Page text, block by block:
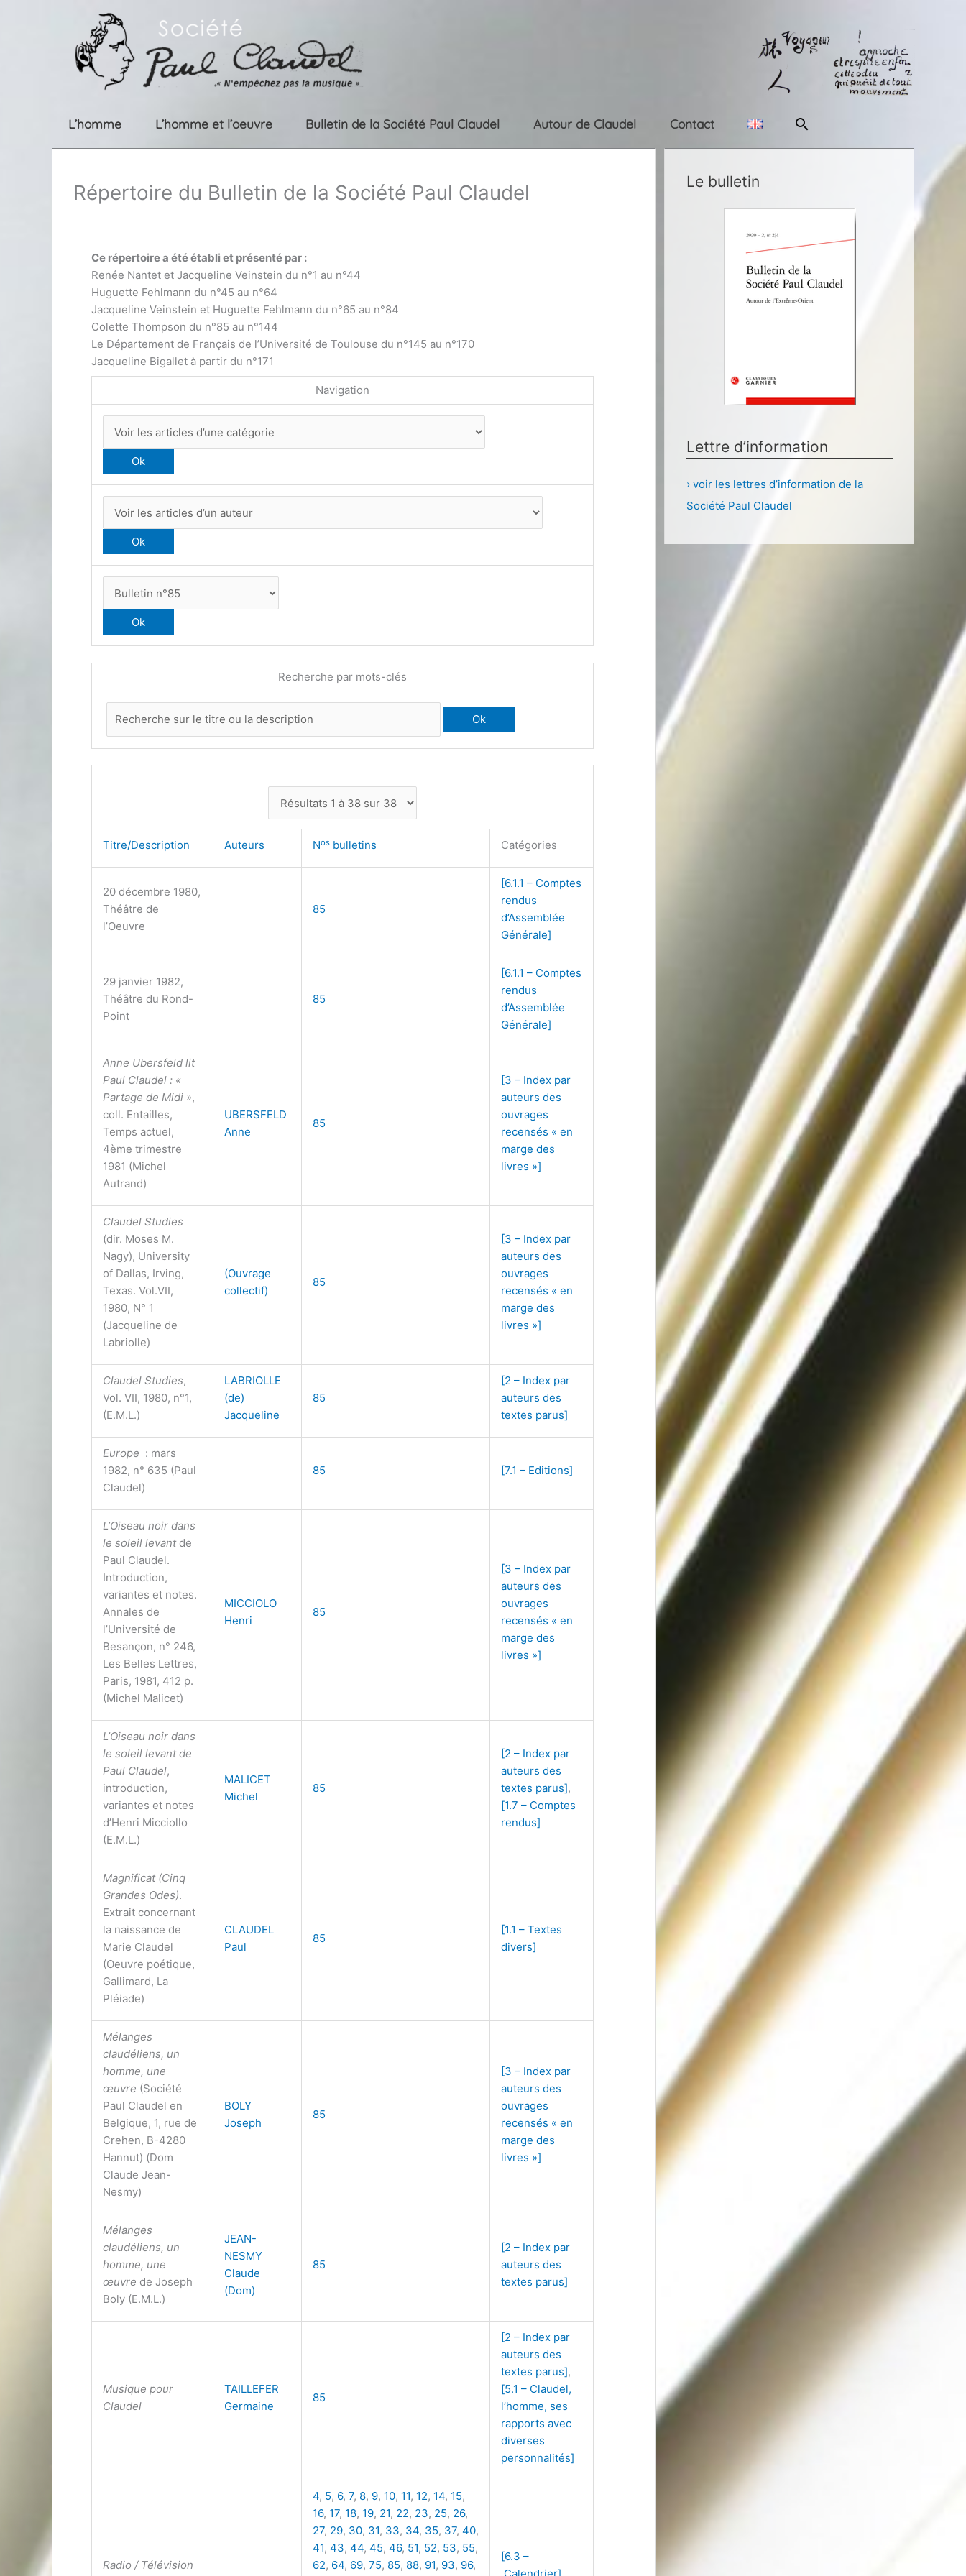
L’homme L’homme et l’oeuvre Bulletin de la Société Paul Claudel Autour de Claudel Contact Rechercher
Répertoire du Bulletin de la Société Paul Claudel
Ce répertoire a été établi et présenté par :
Renée Nantet et Jacqueline Veinstein du n°1 au n°44
Huguette Fehlmann du n°45 au n°64
Jacqueline Veinstein et Huguette Fehlmann du n°65 au n°84
Colette Thompson du n°85 au n°144
Le Département de Français de l’Université de Toulouse du n°145 au n°170
Jacqueline Bigallet à partir du n°171
Navigation
Recherche par mots-clés
Titre/Description Auteurs Nos bulletins Catégories
20 décembre 1980,
Théâtre de
l’Oeuvre
85
[6.1.1 – Comptes
rendus
d’Assemblée
Générale]
29 janvier 1982,
Théâtre du Rond-
Point
85
[6.1.1 – Comptes
rendus
d’Assemblée
Générale]
Anne Ubersfeld lit
Paul Claudel : «
Partage de Midi »,
coll. Entailles,
Temps actuel,
4ème trimestre
1981 (Michel
Autrand)
UBERSFELD
Anne
85
[3 – Index par
auteurs des
ouvrages
recensés « en
marge des
livres »]
Claudel Studies
(dir. Moses M.
Nagy), University
of Dallas, Irving,
Texas. Vol.VII,
1980, N° 1
(Jacqueline de
Labriolle)
(Ouvrage
collectif)
85
[3 – Index par
auteurs des
ouvrages
recensés « en
marge des
livres »]
Claudel Studies,
Vol. VII, 1980, n°1,
(E.M.L.)
LABRIOLLE
(de)
Jacqueline
85
[2 – Index par
auteurs des
textes parus]
Europe : mars
1982, n° 635 (Paul
Claudel)
85 [7.1 – Editions]
L’Oiseau noir dans
le soleil levantde
Paul Claudel.
Introduction,
variantes et notes.
Annales de
l’Université de
Besançon, n° 246,
Les Belles Lettres,
Paris, 1981, 412 p.
(Michel Malicet)
MICCIOLO
Henri
85
[3 – Index par
auteurs des
ouvrages
recensés « en
marge des
livres »]
L’Oiseau noir dans
le soleil levant de
Paul Claudel,
introduction,
variantes et notes
d’Henri Micciollo
(E.M.L.)
MALICET
Michel
85
[2 – Index par
auteurs des
textes parus],
[1.7 – Comptes
rendus]
Magnificat (Cinq
Grandes Odes).
Extrait concernant
la naissance de
Marie Claudel
(Oeuvre poétique,
Gallimard, La
Pléiade)
CLAUDEL
Paul
85
[1.1 – Textes
divers]
Mélanges
claudéliens, un
homme, une
œuvre (Société
Paul Claudel en
Belgique, 1, rue de
Crehen, B-4280
Hannut) (Dom
Claude Jean-
Nesmy)
BOLY
Joseph
85
[3 – Index par
auteurs des
ouvrages
recensés « en
marge des
livres »]
Mélanges
claudéliens, un
homme, une
œuvre de Joseph
Boly (E.M.L.)
JEAN-
NESMY
Claude
(Dom)
85
[2 – Index par
auteurs des
textes parus]
Musique pour
Claudel
TAILLEFER
Germaine
85
[2 – Index par
auteurs des
textes parus],
[5.1 – Claudel,
l’homme, ses
rapports avec
diverses
personnalités]
Radio / Télévision
4, 5, 6, 7, 8, 9, 10, 11, 12, 14, 15,
16, 17, 18, 19, 21, 22, 23, 25, 26,
27, 29, 30, 31, 33, 34, 35, 37, 40,
41, 43, 44, 45, 46, 51, 52, 53, 55,
62, 64, 69, 75, 85, 88, 91, 93, 96,
[6.3 –
Le bulletin
Lettre d’information
› voir les lettres d’information de la
Société Paul Claudel